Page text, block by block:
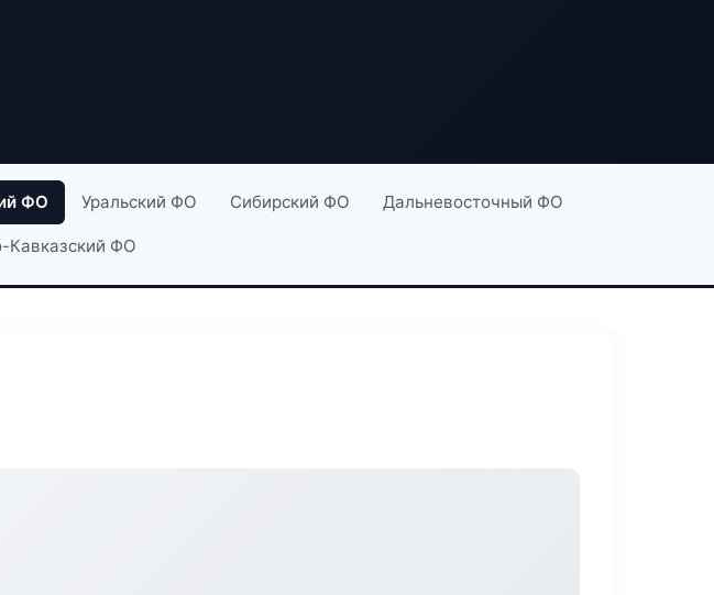
ФО Уральский ФО Сибирский ФО Дальневосточный ФО
Кавказский ФО